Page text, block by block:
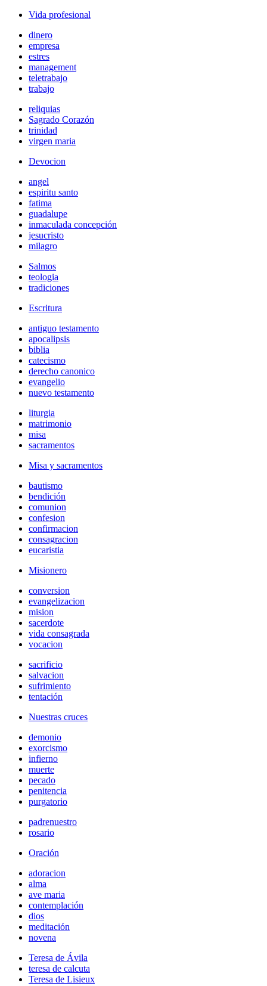
Vida profesional
dinero
empresa
estres
management
teletrabajo
trabajo
reliquias
Sagrado Corazón
trinidad
virgen maria
Devocion
angel
espiritu santo
fatima
guadalupe
inmaculada concepción
jesucristo
milagro
Salmos
teologia
tradiciones
Escritura
antiguo testamento
apocalipsis
biblia
catecismo
derecho canonico
evangelio
nuevo testamento
liturgia
matrimonio
misa
sacramentos
Misa y sacramentos
bautismo
bendición
comunion
confesion
confirmacion
consagracion
eucaristia
Misionero
conversion
evangelizacion
mision
sacerdote
vida consagrada
vocacion
sacrificio
salvacion
sufrimiento
tentación
Nuestras cruces
demonio
exorcismo
infierno
muerte
pecado
penitencia
purgatorio
padrenuestro
rosario
Oración
adoracion
alma
ave maria
contemplación
dios
meditación
novena
Teresa de Ávila
teresa de calcuta
Teresa de Lisieux